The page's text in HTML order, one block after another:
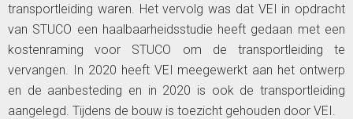
transportleiding waren. Het vervolg was dat VEI in opdracht
van STUCO een haalbaarheidsstudie heeft gedaan met een
kostenraming voor STUCO om de transportleiding te
vervangen. In 2020 heeft VEI meegewerkt aan het ontwerp
en de aanbesteding en in 2020 is ook de transportleiding
aangelegd. Tijdens de bouw is toezicht gehouden door VEI.